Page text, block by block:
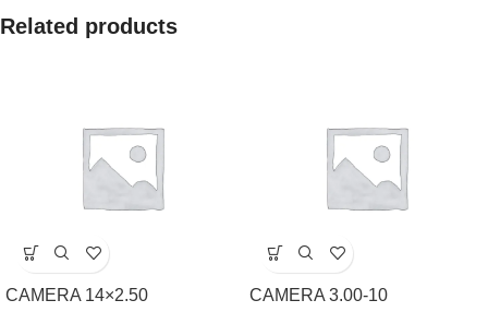
Related products
CAMERA 14×2.50 CAMERA 3.00-10